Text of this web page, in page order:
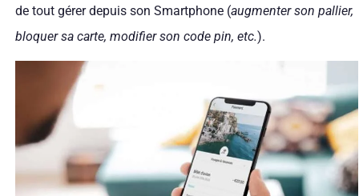
de tout gérer depuis son Smartphone (augmenter son pallier,
bloquer sa carte, modifier son code pin, etc.).